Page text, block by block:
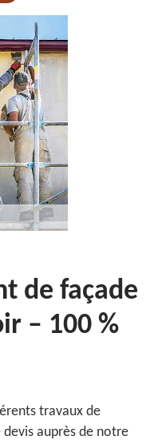
de façade
– 100 %
travaux de
auprès de notre